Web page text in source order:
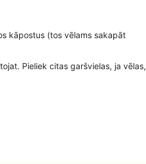
kāpostus (tos vēlams sakapāt
Pieliek citas garšvielas, ja vēlas,